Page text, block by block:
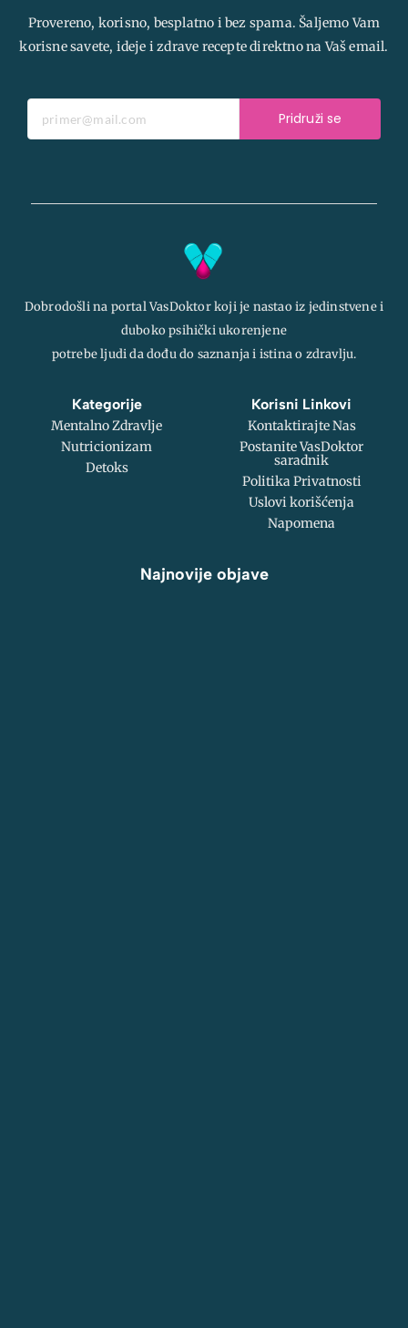
Provereno, korisno, besplatno i bez spama. Šaljemo Vam
korisne savete, ideje i zdrave recepte direktno na Vaš email.
Pridruži se
Dobrodošli na portal VasDoktor koji je nastao iz jedinstvene i
duboko psihički ukorenjene
potrebe ljudi da dođu do saznanja i istina o zdravlju.
Kategorije
Mentalno Zdravlje
Nutricionizam
Detoks
Korisni Linkovi
Kontaktirajte Nas
Postanite VasDoktor
saradnik
Politika Privatnosti
Uslovi korišćenja
Napomena
Najnovije objave